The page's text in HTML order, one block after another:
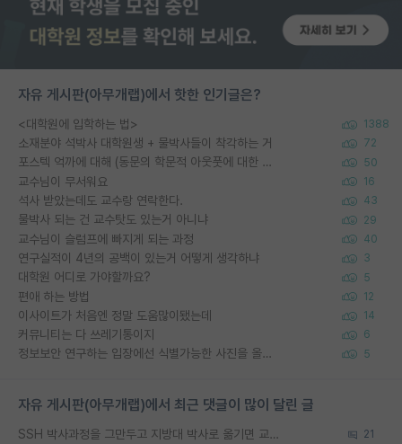
자유 게시판(아무개랩)에서 핫한 인기글은?
<대학원에 입학하는 법> 1388
소재분야 석박사 대학원생 + 물박사들이 착각하는 거 72
포스텍 억까에 대해 (동문의 학문적 아웃풋에 대한 반박) 50
교수님이 무서워요 16
석사 받았는데도 교수랑 연락한다. 43
물박사 되는 건 교수탓도 있는거 아니냐 29
교수님이 슬럼프에 빠지게 되는 과정 40
연구실적이 4년의 공백이 있는거 어떻게 생각하냐 3
대학원 어디로 가야할까요? 5
편애 하는 방법 12
이사이트가 처음엔 정말 도움많이됐는데 14
커뮤니티는 다 쓰레기통이지 6
정보보안 연구하는 입장에선 식별가능한 사진을 올리는건 비추이긴함 5
자유 게시판(아무개랩)에서 최근 댓글이 많이 달린 글
SSH 박사과정을 그만두고 지방대 박사로 옮기면 교수의 꿈은 끝일까요? 21